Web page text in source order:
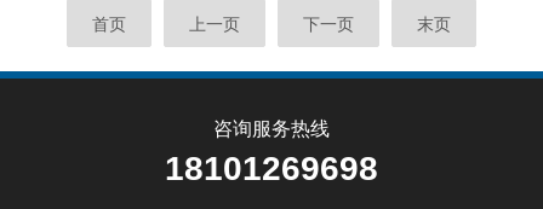
关键。一、结果偏差：多维度溯源，破解数据失真困局结果偏差是闭
测定结果重复性差。这类故障并非单一因素导致，需从样品、设备
首页 上一页 下一页 末页
咨询服务热线
18101269698